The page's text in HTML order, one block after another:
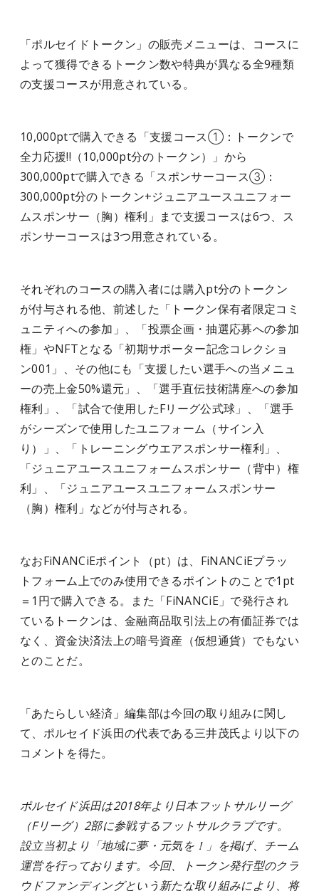
「ポルセイドトークン」の販売メニューは、コースに
よって獲得できるトークン数や特典が異なる全9種類
の支援コースが用意されている。
10,000ptで購入できる「支援コース①：トークンで
全力応援!!（10,000pt分のトークン）」から
300,000ptで購入できる「スポンサーコース③：
300,000pt分のトークン+ジュニアユースユニフォー
ムスポンサー（胸）権利」まで支援コースは6つ、ス
ポンサーコースは3つ用意されている。
それぞれのコースの購入者には購入pt分のトークン
が付与される他、前述した「トークン保有者限定コミ
ュニティへの参加」、「投票企画・抽選応募への参加
権」やNFTとなる「初期サポーター記念コレクショ
ン001」、その他にも「支援したい選手への当メニュ
ーの売上金50%還元」、「選手直伝技術講座への参加
権利」、「試合で使用したFリーグ公式球」、「選手
がシーズンで使用したユニフォーム（サイン入
り）」、「トレーニングウエアスポンサー権利」、
「ジュニアユースユニフォームスポンサー（背中）権
利」、「ジュニアユースユニフォームスポンサー
（胸）権利」などが付与される。
なおFiNANCiEポイント（pt）は、FiNANCiEプラッ
トフォーム上でのみ使用できるポイントのことで1pt
＝1円で購入できる。また「FiNANCiE」で発行され
ているトークンは、金融商品取引法上の有価証券では
なく、資金決済法上の暗号資産（仮想通貨）でもない
とのことだ。
「あたらしい経済」編集部は今回の取り組みに関し
て、ポルセイド浜田の代表である三井茂氏より以下の
コメントを得た。
ポルセイド浜田は2018年より日本フットサルリーグ
（Fリーグ）2部に参戦するフットサルクラブです。
設立当初より「地域に夢・元気を！」を掲げ、チーム
運営を行っております。今回、トークン発行型のクラ
ウドファンディングという新たな取り組みにより、将